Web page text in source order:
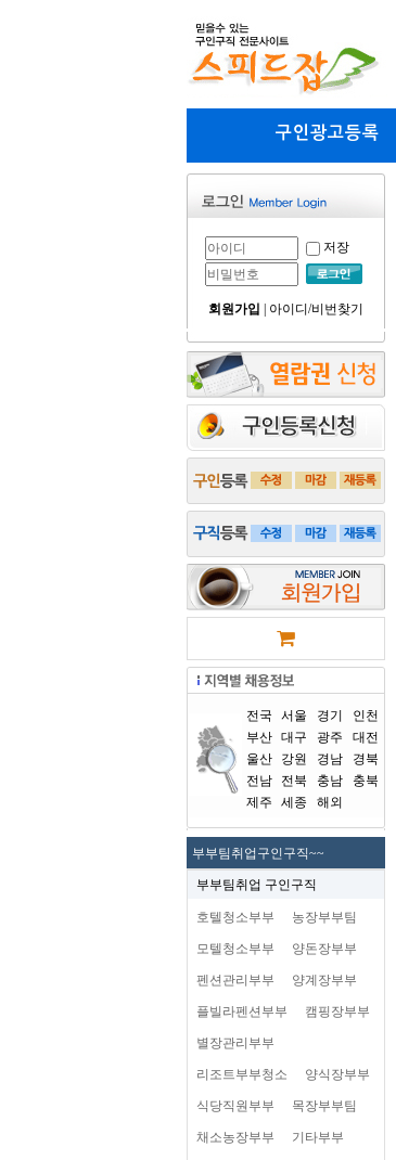
구인광고등록
저장
회원가입 아이디/비번찾기
전국 서울 경기
인천
부산 대구 광주
대전
울산
강원 경남
경북
전남
전북 충남
충북
제주
세종 해외
부부팀취업구인구직~~
부부팀취업 구인구직
호텔청소부부 농장부부팀
모텔청소부부 양돈장부부
펜션관리부부 양계장부부
플빌라펜션부부 캠핑장부부
별장관리부부
리조트부부청소 양식장부부
식당직원부부 목장부부팀
채소농장부부 기타부부